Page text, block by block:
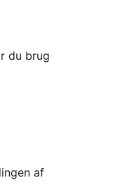
du brug
af